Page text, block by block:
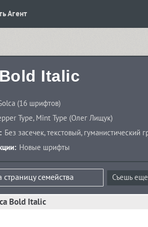
Агент
Italic
(16 шрифтов)
Type, Mint Type (Олег Лищук)
Без засечек,текстовый, гуманистический
Новые шрифты
страницу семейства Съешь
Bold Italic